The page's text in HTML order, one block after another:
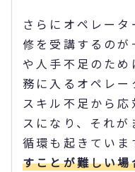
さらにオペレー
修を受講するの
や人手不足のた
務に入るオペレー
スキル不足から
スになり、それ
循環も起きていま
すことが難しい